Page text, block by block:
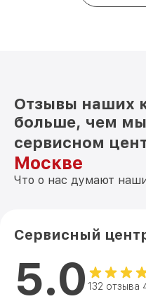
Отзывы наших
больше, чем
сервисном
Москве
Что о нас думают
Сервисный
5.0 132 отзыва